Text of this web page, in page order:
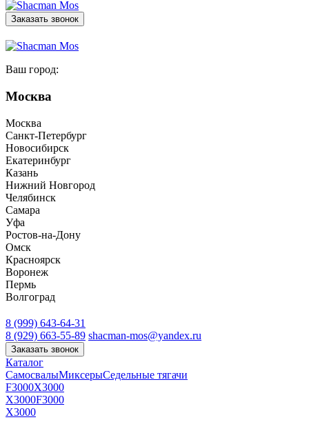
Заказать звонок
Ваш город:
Москва
Москва
Санкт-Петербург
Новосибирск
Екатеринбург
Казань
Нижний Новгород
Челябинск
Самара
Уфа
Ростов-на-Дону
Омск
Красноярск
Воронеж
Пермь
Волгоград
8 (999) 643-64-31
8 (929) 663-55-89 shacman-mos@yandex.ru
Заказать звонок
Каталог
СамосвалыМиксерыСедельные тягачи
F3000X3000
X3000F3000
X3000